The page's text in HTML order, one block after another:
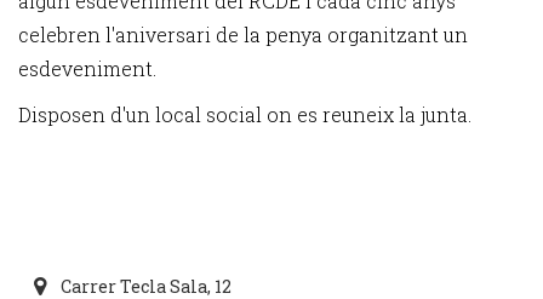
celebren l'aniversari de la penya organitzant un
esdeveniment.
Disposen d'un local social on es reuneix la junta.
Carrer Tecla Sala, 12